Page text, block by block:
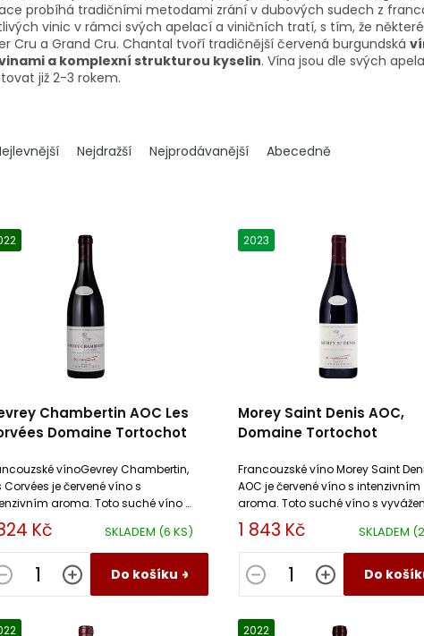
probíhá tradičními metodami zrání v dubových sudech z
vinic v rámci svých apelací a viničních tratí, s tím, že
Cru a Grand Cru. Chantal tvoří tradičnější červená burgundská
a komplexní strukturou kyselin. Vína jsou dle svých
již 2-3 rokem.
Nejdražší Nejprodávanější Abecedně
Chambertin AOC Les
Domaine Tortochot
SKLADEM (6 KS)
Kč
Do košíku
vínoGevrey Chambertin,
Corvées je červené víno s
aroma. Toto suché víno s
taniny má velký
potenciál.
2023
Morey Saint Denis AOC,
Domaine Tortochot
SKLADEM
1 843 Kč
Do
Francouzské víno Morey Saint
AOC je červené víno s intenzivním
aroma. Toto suché víno s
taniny má velký archivační
2022